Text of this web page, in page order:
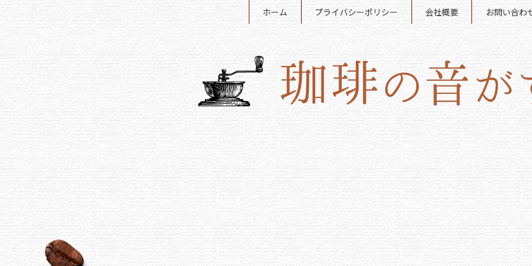
ホーム プライバシーポリシー 会社概要 お問い合わ